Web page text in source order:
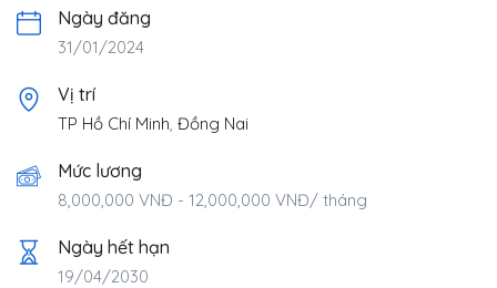
Ngày đăng
31/01/2024
Vị trí
TP Hồ Chí Minh Đồng Nai
Mức lương
8,000,000 VNĐ - 12,000,000 VNĐ/ tháng
Ngày hết hạn
19/04/2030